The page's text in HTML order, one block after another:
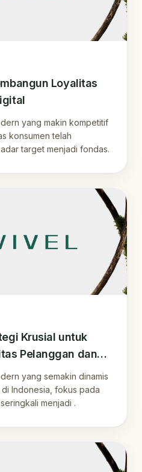
Loyalitas
yang makin kompetitif
konsumen telah
target menjadi fondas.
Krusial untuk
Pelanggan dan
Berkelanjutan di
yang semakin dinamis
Indonesia, fokus pada
menjadi .